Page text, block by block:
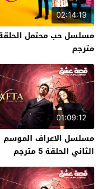
02:14:19
مترجم
01:09:12
مسلسل الاعراف الموسم
الثاني الحلقة 5 مترجم